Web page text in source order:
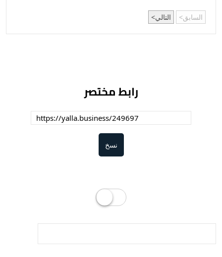
السابق التالي
رابط مختصر
نسخ